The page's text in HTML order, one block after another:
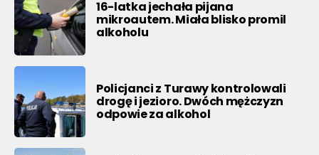
16-latka jechała pijana
mikroautem. Miała blisko promil
alkoholu
Policjanci z Turawy kontrolowali
drogę i jezioro. Dwóch mężczyzn
odpowie za alkohol